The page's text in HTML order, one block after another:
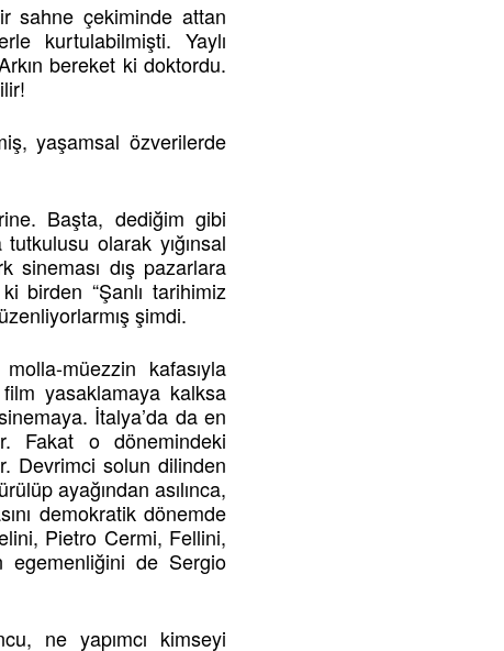
sahne çekiminde attan
kurtulabilmişti. Yaylı
bereket ki doktordu.
yaşamsal özverilerde
Başta, dediğim gibi
olarak yığınsal
sineması dış pazarlara
birden “Şanlı tarihimiz
şimdi.
müezzin kafasıyla
yasaklamaya kalksa
İtalya’da da en
Fakat o dönemindeki
Devrimci solun dilinden
ayağından asılınca,
demokratik dönemde
Pietro Cermi, Fellini,
egemenliğini de Sergio
ne yapımcı kimseyi